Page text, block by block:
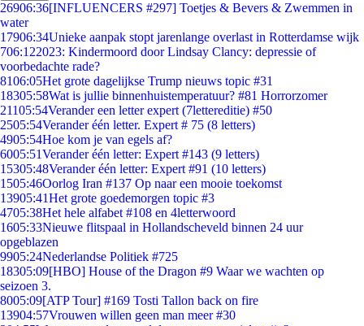
26906:36[INFLUENCERS #297] Toetjes & Bevers & Zwemmen in
water
17906:34Unieke aanpak stopt jarenlange overlast in Rotterdamse wijk
706:122023: Kindermoord door Lindsay Clancy: depressie of
voorbedachte rade?
8106:05Het grote dagelijkse Trump nieuws topic #31
18305:58Wat is jullie binnenhuistemperatuur? #81 Horrorzomer
21105:54Verander een letter expert (7lettereditie) #50
2505:54Verander één letter. Expert # 75 (8 letters)
4905:54Hoe kom je van egels af?
6005:51Verander één letter: Expert #143 (9 letters)
15305:48Verander één letter: Expert #91 (10 letters)
1505:46Oorlog Iran #137 Op naar een mooie toekomst
13905:41Het grote goedemorgen topic #3
4705:38Het hele alfabet #108 en 4letterwoord
1605:33Nieuwe flitspaal in Hollandscheveld binnen 24 uur
opgeblazen
9905:24Nederlandse Politiek #725
18305:09[HBO] House of the Dragon #9 Waar we wachten op
seizoen 3.
8005:09[ATP Tour] #169 Tosti Tallon back on fire
13904:57Vrouwen willen geen man meer #30